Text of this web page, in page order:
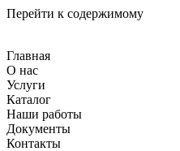
Перейти к содержимому
Главная
О нас
Услуги
Каталог
Наши работы
Документы
Контакты